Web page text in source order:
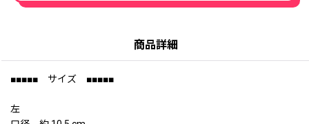
商品詳細
■■■■■ サイズ ■■■■■
左